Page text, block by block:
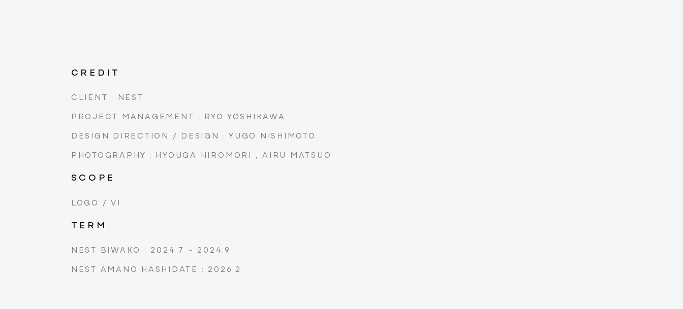
CREDIT
CLIENT : NEST
PROJECT MANAGEMENT : RYO YOSHIKAWA
DESIGN DIRECTION / DESIGN : YUGO NISHIMOTO
PHOTOGRAPHY : HYOUGA HIROMORI , AIRU MATSUO
SCOPE
LOGO / VI
TERM
NEST BIWAKO : 2024.7 ~ 2024.9
NEST AMANO HASHIDATE : 2026.2